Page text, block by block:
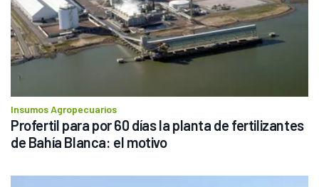
Insumos Agropecuarios
Profertil para por 60 días la planta de fertilizantes
de Bahía Blanca: el motivo